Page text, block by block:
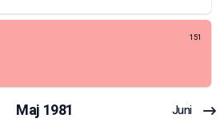
151
Maj 1981 Juni